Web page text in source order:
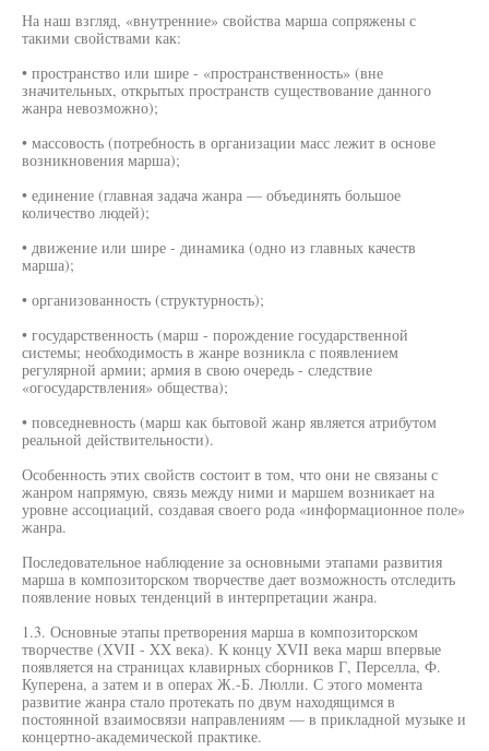
На наш взгляд, «внутренние» свойства марша сопряжены с
такими свойствами как:
• пространство или шире - «пространственность» (вне
значительных, открытых пространств существование данного
жанра невозможно);
• массовость (потребность в организации масс лежит в основе
возникновения марша);
• единение (главная задача жанра — объединять большое
количество людей);
• движение или шире - динамика (одно из главных качеств
марша);
• организованность (структурность);
• государственность (марш - порождение государственной
системы; необходимость в жанре возникла с появлением
регулярной армии; армия в свою очередь - следствие
«огосударствления» общества);
• повседневность (марш как бытовой жанр является атрибутом
реальной действительности).
Особенность этих свойств состоит в том, что они не связаны с
жанром напрямую, связь между ними и маршем возникает на
уровне ассоциаций, создавая своего рода «информационное поле»
жанра.
Последовательное наблюдение за основными этапами развития
марша в композиторском творчестве дает возможность отследить
появление новых тенденций в интерпретации жанра.
1.3. Основные этапы претворения марша в композиторском
творчестве (XVII - XX века). К концу XVII века марш впервые
появляется на страницах клавирных сборников Г, Перселла, Ф.
Куперена, а затем и в операх Ж.-Б. Люлли. С этого момента
развитие жанра стало протекать по двум находящимся в
постоянной взаимосвязи направлениям — в прикладной музыке и
концертно-академической практике.